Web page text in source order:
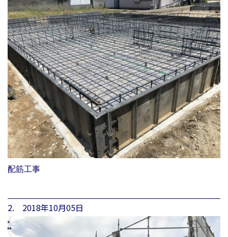
配筋工事
2. 2018年10月05日